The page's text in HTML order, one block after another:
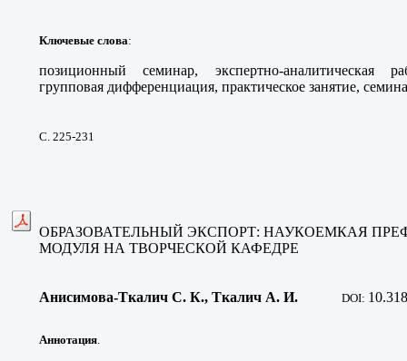
Ключевые слова:
позиционный семинар, экспертно-аналитическая
групповая дифференциация, практическое занятие,
С. 225-231
ОБРАЗОВАТЕЛЬНЫЙ ЭКСПОРТ: НАУКОЕМКАЯ
МОДУЛЯ НА ТВОРЧЕСКОЙ КАФЕДРЕ
Анисимова-Ткалич С. К., Ткалич А. И. DOI: 10
Аннотация.